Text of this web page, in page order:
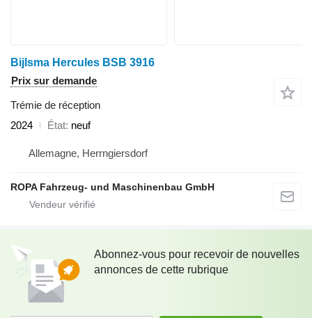
Bijlsma Hercules BSB 3916
Prix sur demande
Trémie de réception
2024
État neuf
Allemagne, Herrngiersdorf
ROPA Fahrzeug- und Maschinenbau GmbH
Abonnez-vous pour recevoir de nouvelles
annonces de cette rubrique